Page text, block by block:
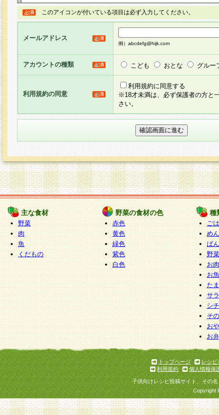
ト（以下「本サイト」といいます。）上に本サー
ージを設け、会員がアンケー ト調査に回答する
し、その結果を当社が集計・分析その他の利用を
るものです。なお、本サービスは、それぞれの目
員に対して本サービスの依頼を行うこともあり、
た全ての会員に対して本サービスの依頼をすると
りま す。
3.当社は、会員の事前の承諾を得ることなく、当
方 法・手段にて、本規約を任意に制定、変更ま
きるものとします。改定後の本規約等は、本規約
に掲示したときに、その 他の諸規定については
てその効力を生じるものとします。
4.本規約は、会員登録希望者による会員登録手続
の当社による会員登録の承認が完了した時点で会
たものとみなされ、会員に対して適用されるもの
5.当社がお聞きする個人情報は、すべて会員登録
で提 供いただいたものと考えております。従っ
自らの個人情報の提供を希望されない場合には、
をお預かりいたしません が、提供されないこと
商品やサービス等をご利用いただけない場合があ
了承ください。
6.当社は、お客様から当社が保有している個人情
加・ 利用停止等を求められた場合には、ご本人
て確認できた場合に限り、法令に準拠して合理的
いただきます。なお、開示 請求等の請求先は個
ります。
1.会員とは、本規約等を承諾のうえ、当社所定の
了し、当社が承認した者、グループとします。な
が以下に該当する場合は会員登録をすることがで
このアイコンが付いている項目は必ず入力してください。
メールアドレス
例）abcdefg@hijk.com
アカウントの種類 こども おとな グルー
利用規約の同意
利用規約に同意する
※18才未満は、必ず保護者の方と
さい。
主な食材
野菜
肉
魚
くだもの
野菜の食材の色
赤色
黄色
緑色
紫色
白色
種
ご
めん
ぱん
野
お
お
た
サ
シ
そ
お
お
トップページ
レシピ
利用規約
個人情報保
子供向けレシピ投稿サイト、その
Copyright